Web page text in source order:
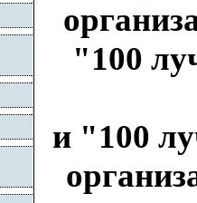
"100
и "100